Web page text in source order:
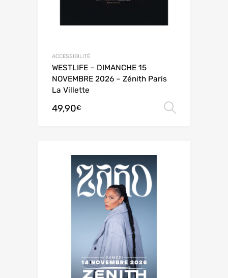
ACCESSIBILITÉ
WESTLIFE – DIMANCHE 15
NOVEMBRE 2026 – Zénith Paris
La Villette
49,90€